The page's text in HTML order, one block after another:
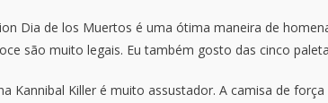
Dia de los Muertos é uma ótima maneira de
são muito legais. Eu também gosto das cinco
Kannibal Killer é muito assustador. A camisa de